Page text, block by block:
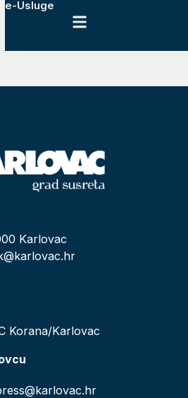
e-Usluge
Karlovac
Korana/Karlovac